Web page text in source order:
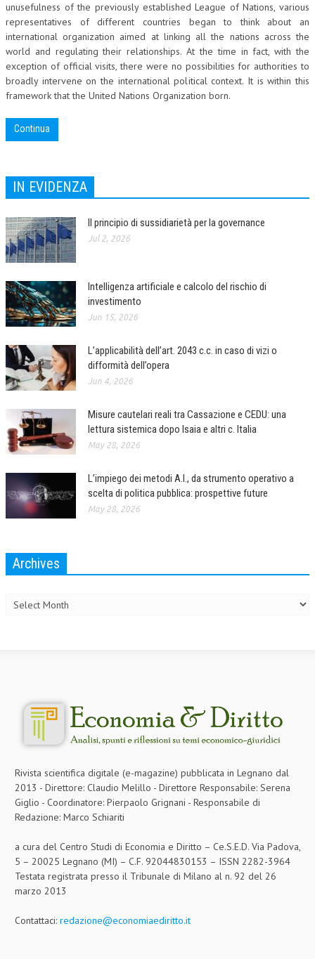
COLLABORA CON NOI
ECONOMIA
CORPORATE SOCIAL RESPONSIBILITY
ECONOMIA DELL’ARTE
INTERNAZIONALIZZAZIONE
RISORSE UMANE
MARKETING
TREASURY IN FINANCIAL SERVICES
SVILUPPO SOSTENIBILE
PERSONA E CITTÀ
L’UMANISTA
DIRITTO
DIRITTO DEL LAVORO
DIRITTO DEL WEB
DIRITTO DELLE IMPRESE IN CRISI
CRIMINOLOGIA E CRIMINALISTICA
FISCO
TRANSFER PRICING
PRASSI
AMMINISTRATIVA
TRIBUTARIA
GIURISPRUDENZA
EUROPEA
COSTITUZIONALE
TRIBUTARIA
unusefulness of the previously established League of Nations, various
representatives of different countries began to think about an
international organization aimed at linking all the nations across the
world and regulating their relationships. At the time in fact, with the
exception of official visits, there were no possibilities for authorities to
broadly intervene on the international political context. It is within this
framework that the United Nations Organization born.
Continua
IN EVIDENZA
Il principio di sussidiarietà per la governance
Jul 2, 2026
Intelligenza artificiale e calcolo del rischio di
investimento
Jun 15, 2026
L’applicabilità dell’art. 2043 c.c. in caso di vizi o
difformità dell’opera
Jun 4, 2026
Misure cautelari reali tra Cassazione e CEDU: una
lettura sistemica dopo Isaia e altri c. Italia
May 28, 2026
L’impiego dei metodi A.I., da strumento operativo a
scelta di politica pubblica: prospettive future
May 28, 2026
Archives
Rivista scientifica digitale (e-magazine) pubblicata in Legnano dal
2013 - Direttore: Claudio Melillo - Direttore Responsabile: Serena
Giglio - Coordinatore: Pierpaolo Grignani - Responsabile di
Redazione: Marco Schiariti
a cura del Centro Studi di Economia e Diritto – Ce.S.E.D. Via Padova,
5 – 20025 Legnano (MI) – C.F. 92044830153 – ISSN 2282-3964
Testata registrata presso il Tribunale di Milano al n. 92 del 26
marzo 2013
Contattaci: redazione@economiaediritto.it